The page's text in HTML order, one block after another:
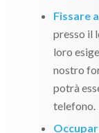
Fissare
presso il
loro
nostro
potrà
telefono.